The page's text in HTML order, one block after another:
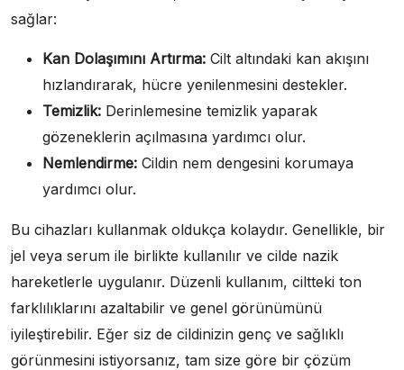
sağlar:
Kan Dolaşımını Artırma: Cilt altındaki kan akışını
hızlandırarak, hücre yenilenmesini destekler.
Temizlik: Derinlemesine temizlik yaparak
gözeneklerin açılmasına yardımcı olur.
Nemlendirme: Cildin nem dengesini korumaya
yardımcı olur.
Bu cihazları kullanmak oldukça kolaydır. Genellikle, bir
jel veya serum ile birlikte kullanılır ve cilde nazik
hareketlerle uygulanır. Düzenli kullanım, ciltteki ton
farklılıklarını azaltabilir ve genel görünümünü
iyileştirebilir. Eğer siz de cildinizin genç ve sağlıklı
görünmesini istiyorsanız, tam size göre bir çözüm